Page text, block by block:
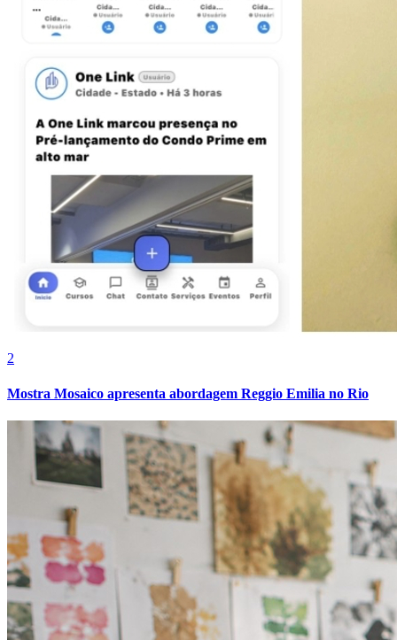
Atlético-MG
2
Mostra Mosaico apresenta abordagem Reggio Emilia no Rio